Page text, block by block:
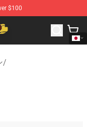
$100
Grumps
/